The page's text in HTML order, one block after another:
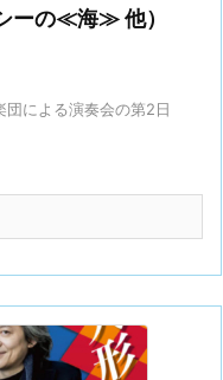
ーの≪海≫ 他）
による演奏会の第2日